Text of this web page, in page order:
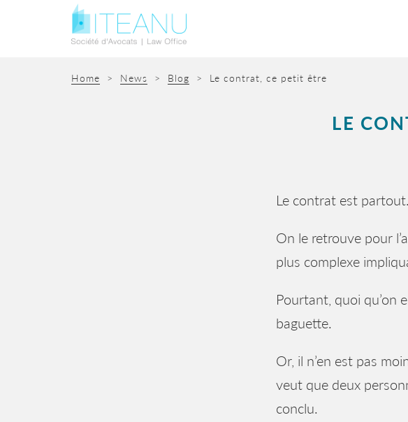
Home > News > Blog > Le contrat, ce petit être
LE
Le contrat est partout.
On le retrouve pour
plus complexe
Pourtant, quoi qu’on
baguette.
Or, il n’en est pas
veut que deux
conclu.